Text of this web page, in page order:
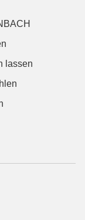
lassen